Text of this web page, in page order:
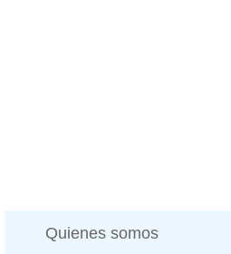
Quienes somos